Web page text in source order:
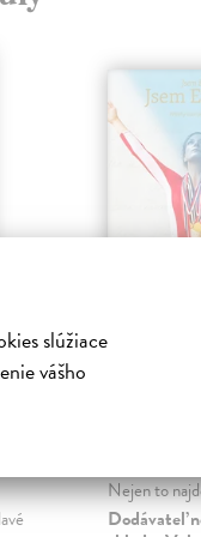
slúžiace
vášho
Jsem
Nejen to
Dodávateľ